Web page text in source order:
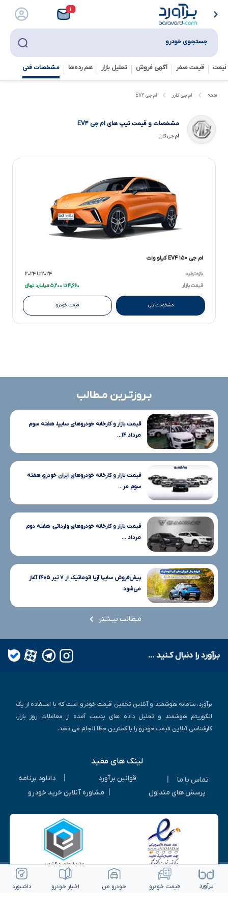
۱
جستجوی خودرو
قیمت صفر آگهی فروش تحلیل بازار هم رده‌ها‌ مشخصات فنی
همه ام جی کارز ام جی EV۴
مشخصات و قیمت تیپ هایام جی EV۴
ام جی کارز
ام جی EV۴ ۱۵۰ کیلو وات
بازه تولید
۲۰۲۴ تا ۲۰۲۴
قیمت بازار
۴,۶۶۰ تا ۵,۲۰۰ میلیارد تومانءءء
مشخصات فنی قیمت خودرو
بـروزتـرین مـطالب
قیمت بازار و کارخانه خودروهای سایپا، هفته سوم
مرداد ۱۴...
قیمت بازار و کارخانه خودروهای ایران خودرو، هفته
سوم مر...
قیمت بازار و کارخانه خودروهای وارداتی، هفته دوم
مرداد ...
پیش‌فروش سایپا آریا اتوماتیک از ۷ تیر ۱۴۰۵ آغاز
می‌شود
مـطالب بیـشتر
بـرآورد را دنبال کـنید ...
برآورد، سامانه هوشمند و آنلاین تخمین قیمت خودرو است که با استفاده از یک
الگوریتم هوشمند و تحلیل داده های بدست آمده از معاملات روز بازار،
کارشناسی آنلاین قیمت خودرو را با کمترین خطا انجام می دهد.
لینک های مفید
تماس با ما قوانین برآورد
دانلود برنامه
پرسش های متداول
مشاوره آنلاین خرید خودرو
بـرآورد قیمت خـودرو خـودرو من اخـبار خـودرو داشـبورد